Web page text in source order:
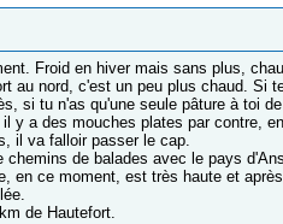
Froid en hiver mais sans plus,
au nord, c'est un peu plus chaud. Si
si tu n'as qu'une seule pâture à toi
y a des mouches plates par contre,
il va falloir passer le cap.
de balades avec le pays
en ce moment, est très haute et
de Hautefort.